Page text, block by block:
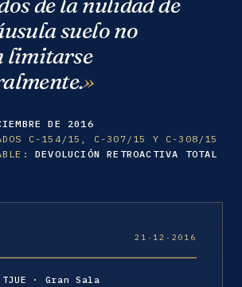
suelo no
limitarse
DE 2016
C-154/15, C-307/15 Y C-308/15
DEVOLUCIÓN RETROACTIVA TOTAL
21·12·2016
TJUE · Gran Sala